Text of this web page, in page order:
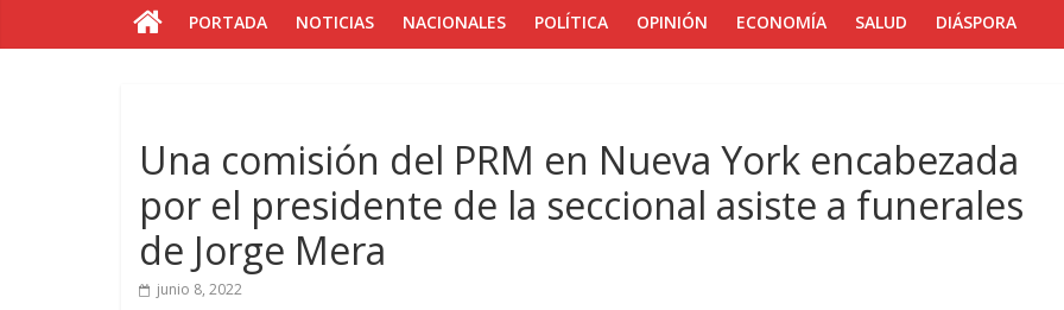
PORTADA NOTICIAS NACIONALES POLÍTICA OPINIÓN ECONOMÍA SALUD DIÁSPORA
Una comisión del PRM en Nueva York encabezada
por el presidente de la seccional asiste a funerales
de Jorge Mera
junio 8, 2022